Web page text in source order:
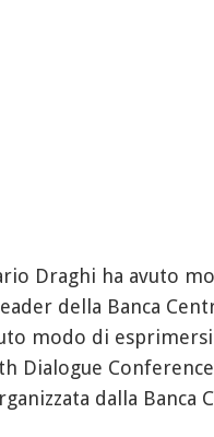
Draghi ha avuto
della Banca
modo di
Dialogue
dalla Banca